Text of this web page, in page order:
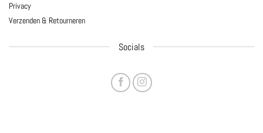
Privacy
Verzenden & Retourneren
Socials